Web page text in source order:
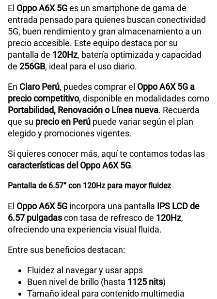
Procesador MediaTek MT6835T
Tamaño de Pantalla
WiFI Yes,802.11 b/g/n/a/ac
Bluetooth
Cámara de fotos Principal 50MP+2MP
Cámara de fotos Frontal
Radio FM
El Oppo A6X 5Ges un smartphone de gama de
entrada pensado para quienes buscan conectividad
5G, buen rendimiento y gran almacenamiento a un
precio accesible. Este equipo destaca por su
pantalla de 120Hz, batería optimizada y capacidad
de 256GB, ideal para el uso diario.
En Claro Perú, puedes comprar el Oppo A6X 5G a
precio competitivo, disponible en modalidades como
Portabilidad, Renovación o Línea nueva. Recuerda
que su precio en Perú puede variar según el plan
elegido y promociones vigentes.
Si quieres conocer más, aquí te contamos todas las
características del Oppo A6X 5G.
Pantalla de 6.57” con 120Hz para mayor fluidez
El Oppo A6X 5G incorpora una pantalla IPS LCD de
6.57 pulgadascon tasa de refresco de 120Hz,
ofreciendo una experiencia visual fluida.
Entre sus beneficios destacan:
Fluidez al navegar y usar apps
Buen nivel de brillo (hasta 1125 nits)
Tamaño ideal para contenido multimedia